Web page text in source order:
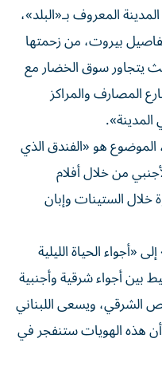
المعروف بـ«البلد»،
بيروت، من زحمتها
يتجاور سوق الخضار مع
المصارف والمراكز
المدينة».
الموضوع هو «الفندق الذي
من خلال أفلام
الستينات وإبان
«أجواء الحياة الليلية
بين أجواء شرقية وأجنبية
الشرقي، ويسعى اللبناني
أن هذه الهويات ستنفجر في